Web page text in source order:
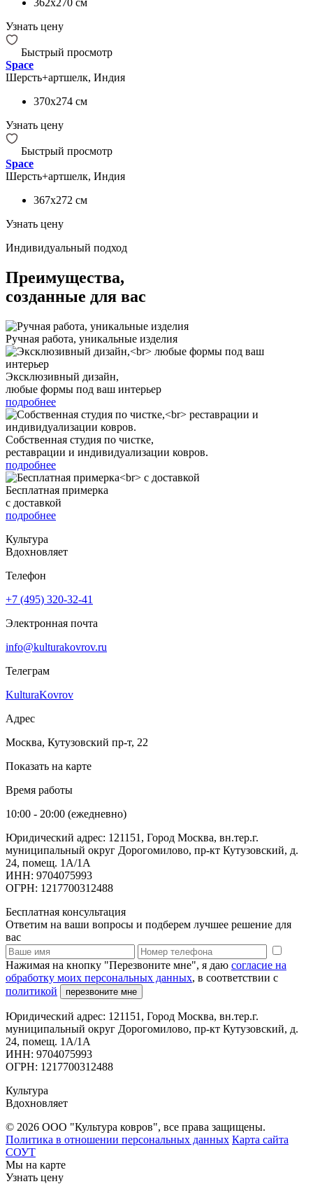
Узнать цену
Быстрый просмотр
Space
Шерсть+артшелк, Индия
370x274 см
Узнать цену
Быстрый просмотр
Space
Шерсть+артшелк, Индия
367x272 см
Узнать цену
Индивидуальный подход
Преимущества,
созданные для вас
Ручная работа, уникальные изделия
Эксклюзивный дизайн,
любые формы под ваш интерьер
подробнее
Собственная студия по чистке,
реставрации и индивидуализации ковров.
подробнее
Бесплатная примерка
с доставкой
подробнее
Культура
Вдохновляет
Телефон
+7 (495) 320-32-41
Электронная почта
info@kulturakovrov.ru
Телеграм
KulturaKovrov
Адрес
Москва, Кутузовский пр-т, 22
Показать на карте
Время работы
10:00 - 20:00 (ежедневно)
Юридический адрес: 121151, Город Москва, вн.тер.г.
муниципальный округ Дорогомилово, пр-кт Кутузовский, д.
24, помещ. 1А/1А
ИНН: 9704075993
ОГРН: 1217700312488
Бесплатная консультация
Ответим на ваши вопросы и подберем лучшее решение для
вас
Нажимая на кнопку "Перезвоните мне", я даю согласие на
обработку моих персональных данных, в соответствии с
политикой
перезвоните мне
Юридический адрес: 121151, Город Москва, вн.тер.г.
муниципальный округ Дорогомилово, пр-кт Кутузовский, д.
24, помещ. 1А/1А
ИНН: 9704075993
ОГРН: 1217700312488
Культура
Вдохновляет
© 2026 ООО "Культура ковров", все права защищены.
Политика в отношении персональных данных Карта сайта
СОУТ
Мы на карте
Узнать цену